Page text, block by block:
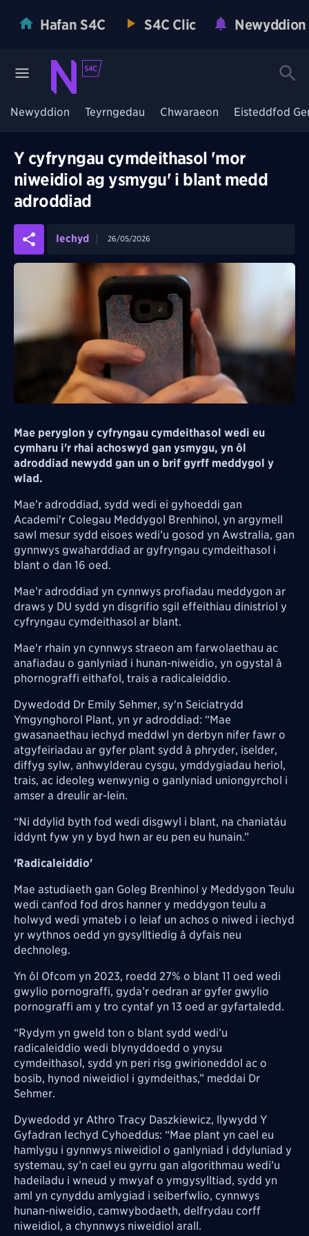
Hafan S4C S4C Clic Newyddion
Newyddion Teyrngedau Chwaraeon Eisteddfod
Y cyfryngau cymdeithasol 'mor
niweidiol ag ysmygu' i blant medd
adroddiad
Iechyd 26/05/2026
Mae peryglon y cyfryngau cymdeithasol wedi eu
cymharu i'r rhai achoswyd gan ysmygu, yn ôl
adroddiad newydd gan un o brif gyrff meddygol y
wlad.
Mae’r adroddiad, sydd wedi ei gyhoeddi gan
Academi'r Colegau Meddygol Brenhinol, yn argymell
sawl mesur sydd eisoes wedi’u gosod yn Awstralia, gan
gynnwys gwaharddiad ar gyfryngau cymdeithasol i
blant o dan 16 oed.
Mae’r adroddiad yn cynnwys profiadau meddygon ar
draws y DU sydd yn disgrifio sgil effeithiau dinistriol y
cyfryngau cymdeithasol ar blant.
Mae'r rhain yn cynnwys straeon am farwolaethau ac
anafiadau o ganlyniad i hunan-niweidio, yn ogystal â
phornograffi eithafol, trais a radicaleiddio.
Dywedodd Dr Emily Sehmer, sy'n Seiciatrydd
Ymgynghorol Plant, yn yr adroddiad: “Mae
gwasanaethau iechyd meddwl yn derbyn nifer fawr o
atgyfeiriadau ar gyfer plant sydd â phryder, iselder,
diffyg sylw, anhwylderau cysgu, ymddygiadau heriol,
trais, ac ideoleg wenwynig o ganlyniad uniongyrchol i
amser a dreulir ar-lein.
“Ni ddylid byth fod wedi disgwyl i blant, na chaniatáu
iddynt fyw yn y byd hwn ar eu pen eu hunain.”
'Radicaleiddio'
Mae astudiaeth gan Goleg Brenhinol y Meddygon Teulu
wedi canfod fod dros hanner y meddygon teulu a
holwyd wedi ymateb i o leiaf un achos o niwed i iechyd
yr wythnos oedd yn gysylltiedig â dyfais neu
dechnoleg.
Yn ôl Ofcom yn 2023, roedd 27% o blant 11 oed wedi
gwylio pornograffi, gyda’r oedran ar gyfer gwylio
pornograffi am y tro cyntaf yn 13 oed ar gyfartaledd.
“Rydym yn gweld ton o blant sydd wedi’u
radicaleiddio wedi blynyddoedd o ynysu
cymdeithasol, sydd yn peri risg gwirioneddol ac o
bosib, hynod niweidiol i gymdeithas,” meddai Dr
Sehmer.
Dywedodd yr Athro Tracy Daszkiewicz, llywydd Y
Gyfadran Iechyd Cyhoeddus: “Mae plant yn cael eu
hamlygu i gynnwys niweidiol o ganlyniad i ddyluniad y
systemau, sy’n cael eu gyrru gan algorithmau wedi’u
hadeiladu i wneud y mwyaf o ymgysylltiad, sydd yn
aml yn cynyddu amlygiad i seiberfwlio, cynnwys
hunan-niweidio, camwybodaeth, delfrydau corff
niweidiol, a chynnwys niweidiol arall.